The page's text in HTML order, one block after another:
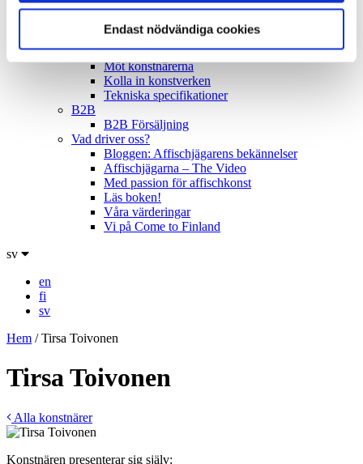
Endast nödvändiga cookies
Allt om utställningen
Utställningen Come to Finland
Utställningsturnén
Lockropen från Paradiset!
Möt konstnärerna
Kolla in konstverken
Tekniska specifikationer
B2B
B2B Försäljning
Vad driver oss?
Bloggen: Affischjägarens bekännelser
Affischjägarna – The Video
Med passion för affischkonst
Läs boken!
Våra värderingar
Vi på Come to Finland
sv
en
fi
sv
Hem /Tirsa Toivonen
Tirsa Toivonen
Alla konstnärer
Konstnären presenterar sig själv: